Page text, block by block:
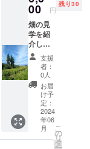
お店ま
での交
通費は
実費で
お願い
致しま
す。
坂市役
所の地
下にて
チャイ
の販売
も開始
しま
す。 須
坂市に
て直接
の受け
取りを
希望さ
れる場
合は、
真を添
付しま
す。 ※
送料込
み
00 円
残り30
畑の見
学を紹
介しま
す。 長
野県須
坂市の
豊丘に
ある約
１haの
畑にご
招待し
ます。
季節の
支援
者：
0人
お届
け予
定：
2024
年06
月
こ
の
リ
タ